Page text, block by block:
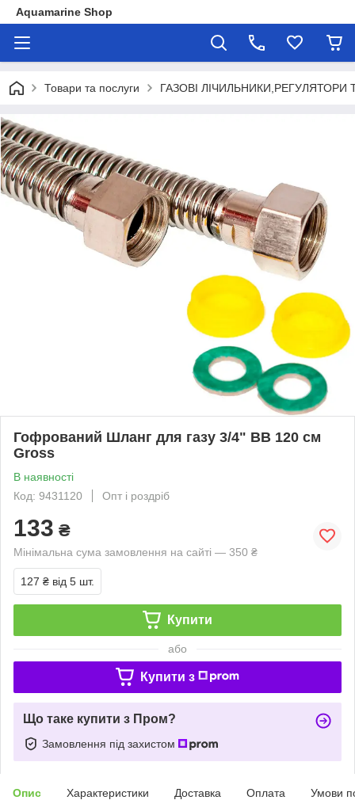
Aquamarine Shop
Товари та послуги ГАЗОВІ
Гофрований Шланг для газу 3/4" ВВ 120 см
Gross
В наявності
Код: 9431120
Опт і роздріб
133 ₴
Мінімальна сума замовлення на сайті — 350 ₴
127 ₴ від 5 шт.
Купити
або
Купити з
Що таке купити з Пром?
Замовлення під захистом
Опис Характеристики Доставка Оплата Умови